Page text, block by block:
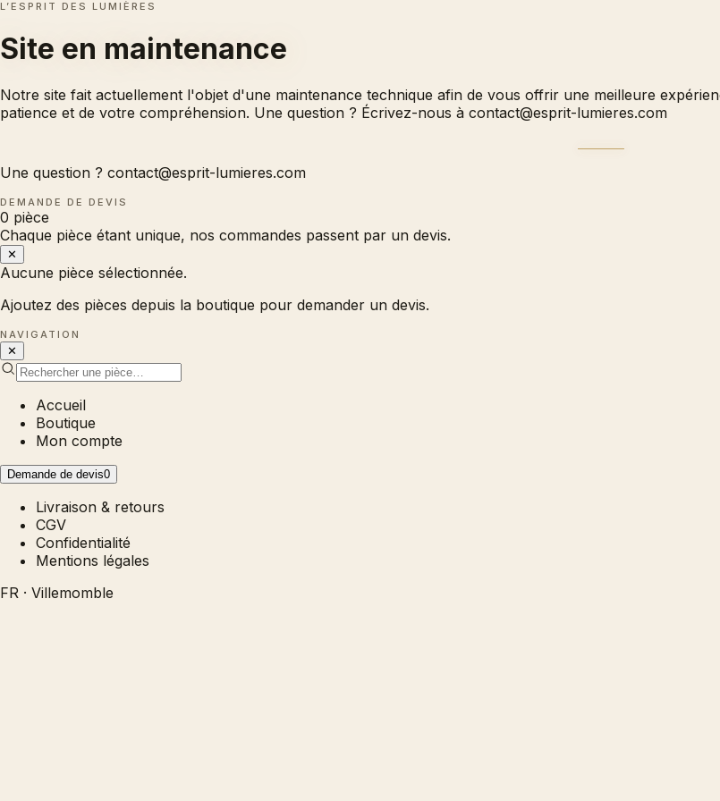
L’ESPRIT DES LUMIÈRES
Site en maintenance
Notre site fait actuellement l'objet d'une maintenance technique afin de vous offrir une meilleure
patience et de votre compréhension. Une question ? Écrivez-nous à contact@esprit-lumieres.com
Une question ? contact@esprit-lumieres.com
DEMANDE DE DEVIS
0 pièce
Chaque pièce étant unique, nos commandes passent par un devis.
✕
Aucune pièce sélectionnée.
Ajoutez des pièces depuis la boutique pour demander un devis.
NAVIGATION
✕
Accueil
Boutique
Mon compte
Demande de devis0
Livraison & retours
CGV
Confidentialité
Mentions légales
FR · Villemomble